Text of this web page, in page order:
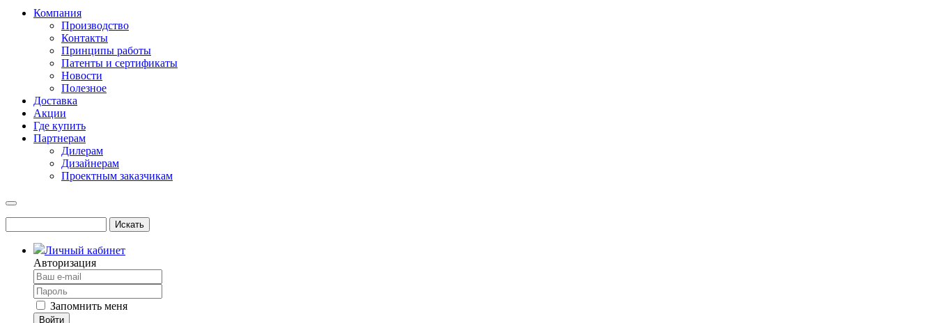
Компания
Производство
Контакты
Принципы работы
Патенты и сертификаты
Новости
Полезное
Доставка
Акции
Где купить
Партнерам
Дилерам
Дизайнерам
Проектным заказчикам
Личный кабинет
Авторизация
Запомнить меня